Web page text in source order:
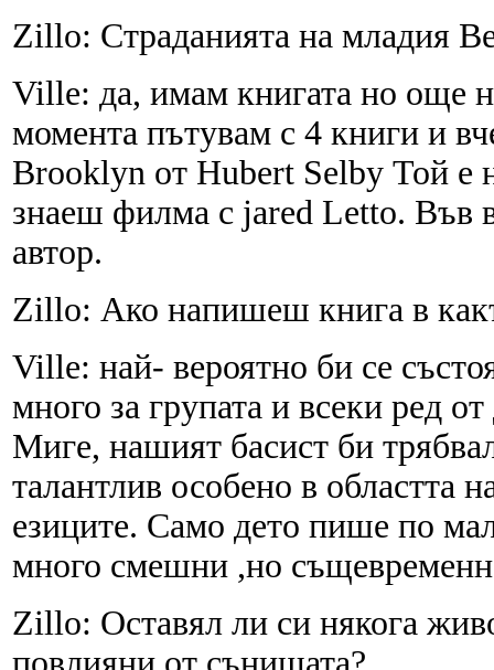
Zillo: Страданията на младия
Ville: да, имам книгата но още
момента пътувам с 4 книги и
Brooklyn от Hubert Selby Той е
знаеш филма с jared Letto. Във
автор.
Zillo: Ако напишеш книга в
Ville: най- вероятно би се
много за групата и всеки ред
Миге, нашият басист би
талантлив особено в областта
езиците. Само дето пише по
много смешни ,но
Zillo: Оставял ли си някога